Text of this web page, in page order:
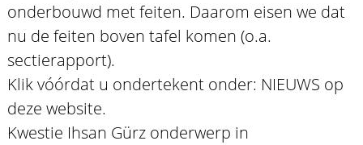
onderbouwd met feiten. Daarom eisen we dat
nu de feiten boven tafel komen (o.a.
sectierapport).
Klik vóórdat u ondertekent onder: NIEUWS op
deze website.
Kwestie Ihsan Gürz onderwerp in